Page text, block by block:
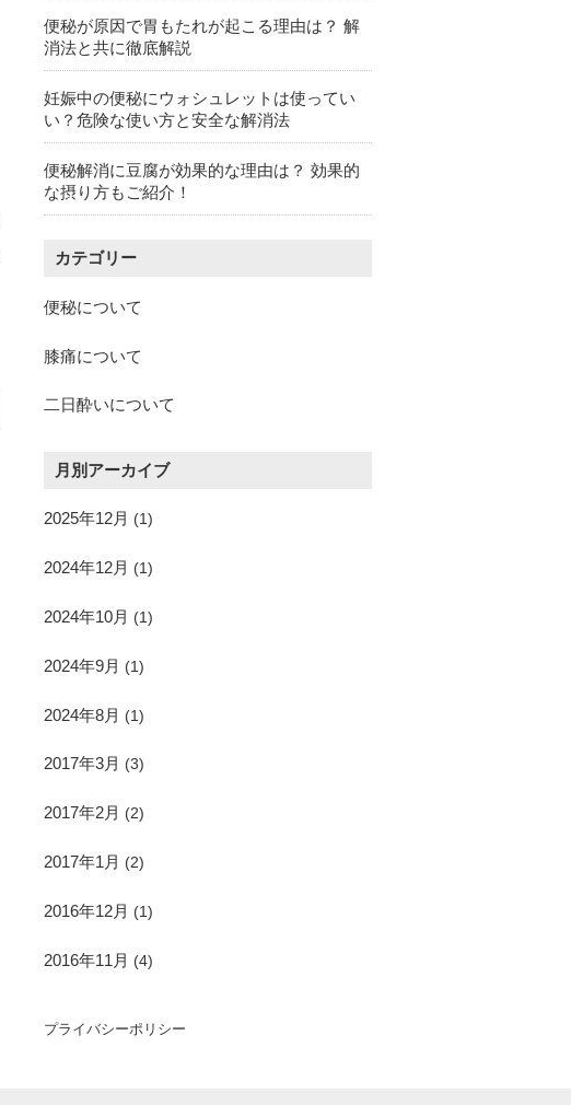
便秘が原因で胃もたれが起こる理由は？ 解
消法と共に徹底解説
妊娠中の便秘にウォシュレットは使ってい
い？危険な使い方と安全な解消法
便秘解消に豆腐が効果的な理由は？ 効果的
な摂り方もご紹介！
カテゴリー
便秘について
膝痛について
二日酔いについて
月別アーカイブ
2025年12月 (1)
2024年12月 (1)
2024年10月 (1)
2024年9月 (1)
2024年8月 (1)
2017年3月 (3)
2017年2月 (2)
2017年1月 (2)
2016年12月 (1)
2016年11月 (4)
プライバシーポリシー